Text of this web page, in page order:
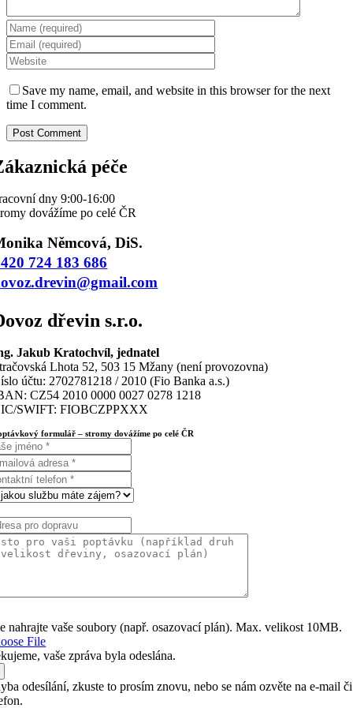
Save my name, email, and website in this browser for the next
time I comment.
péče
dny 9:00-16:00
dovážíme po celé ČR
Němcová, DiS.
724 183 686
dřevin s.r.o.
Jakub Kratochvíl, jednatel
Lhota 52, 503 15 Mžany (není provozovna)
účtu: 2702781218 / 2010 (Fio Banka a.s.)
CZ54 2010 0000 0027 0278 1218
SWIFT: FIOBCZPPXXX
formulář – stromy dovážíme po celé ČR
nahrajte vaše soubory (např. osazovací plán). Max. velikost 10MB.
File
vaše zpráva byla odeslána.
odesílání, zkuste to prosím znovu, nebo se nám ozvěte na e-mail či